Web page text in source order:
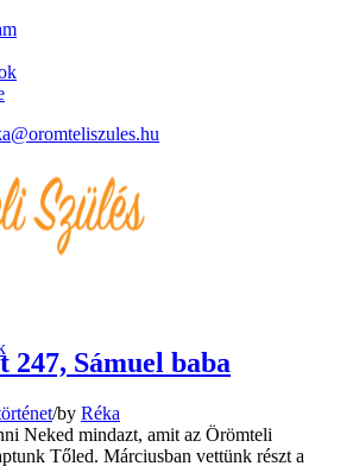
247, Sámuel baba
/by Réka
Neked mindazt, amit az Örömteli
Tőled. Márciusban vettünk részt a